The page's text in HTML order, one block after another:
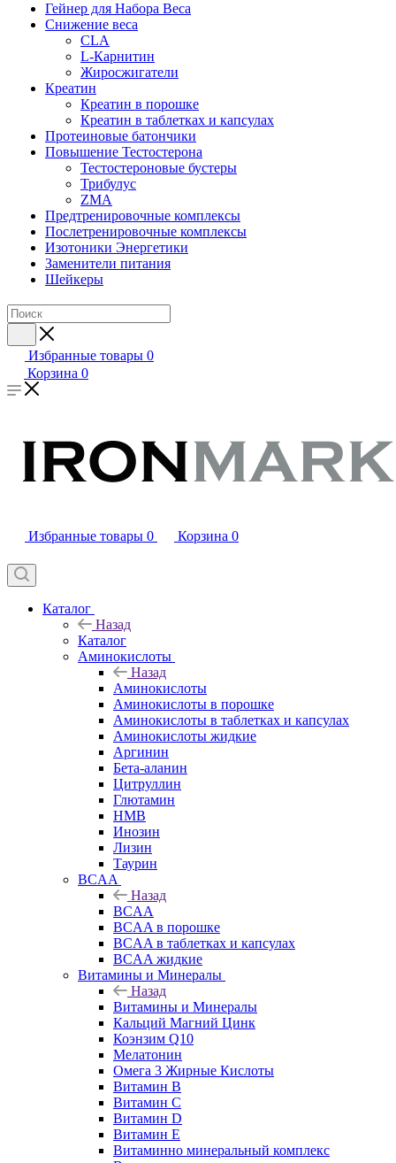
Гейнер для Набора Веса
Снижение веса
CLA
L-Карнитин
Жиросжигатели
Креатин
Креатин в порошке
Креатин в таблетках и капсулах
Протеиновые батончики
Повышение Тестостерона
Тестостероновые бустеры
Трибулус
ZMA
Предтренировочные комплексы
Послетренировочные комплексы
Изотоники Энергетики
Заменители питания
Шейкеры
Избранные товары 0
Корзина 0
Избранные товары 0 Корзина 0
Каталог
Назад
Каталог
Аминокислоты
Назад
Аминокислоты
Аминокислоты в порошке
Аминокислоты в таблетках и капсулах
Аминокислоты жидкие
Аргинин
Бета-аланин
Цитруллин
Глютамин
HMB
Инозин
Лизин
Таурин
BCAA
Назад
BCAA
BCAA в порошке
BCAA в таблетках и капсулах
BCAA жидкие
Витамины и Минералы
Назад
Витамины и Минералы
Кальций Магний Цинк
Коэнзим Q10
Мелатонин
Омега 3 Жирные Кислоты
Витамин B
Витамин C
Витамин D
Витамин E
Витаминно минеральный комплекс